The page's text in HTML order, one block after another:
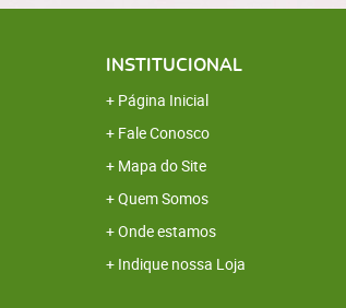
INSTITUCIONAL
Página Inicial
Fale Conosco
Mapa do Site
Quem Somos
Onde estamos
Indique nossa Loja